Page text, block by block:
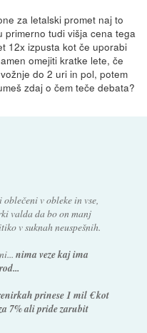
za letalski promet naj to
primerno tudi višja cena tega
12x izpusta kot če uporabi
omejiti kratke lete, če
do 2 uri in pol, potem
zdaj o čem teče debata?
v obleke in vse,
valda da bo on manj
v suknah neuspešnih.
nima veze kaj ima
prinese 1 mil € kot
7% ali pride zarubit